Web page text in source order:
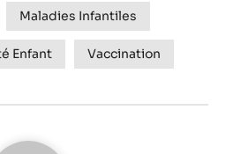
Maladies Infantiles
Enfant Vaccination